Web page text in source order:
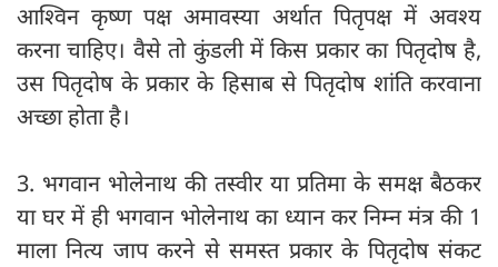
आश्विन कृष्ण पक्ष अमावस्या अर्थात पितृपक्ष में अवश्य
करना चाहिए। वैसे तो कुंडली में किस प्रकार का पितृदोष है,
उस पितृदोष के प्रकार के हिसाब से पितृदोष शांति करवाना
अच्छा होता है।
3. भगवान भोलेनाथ की तस्वीर या प्रतिमा के समक्ष बैठकर
या घर में ही भगवान भोलेनाथ का ध्यान कर निम्न मंत्र की 1
माला नित्य जाप करने से समस्त प्रकार के पितृदोष संकट